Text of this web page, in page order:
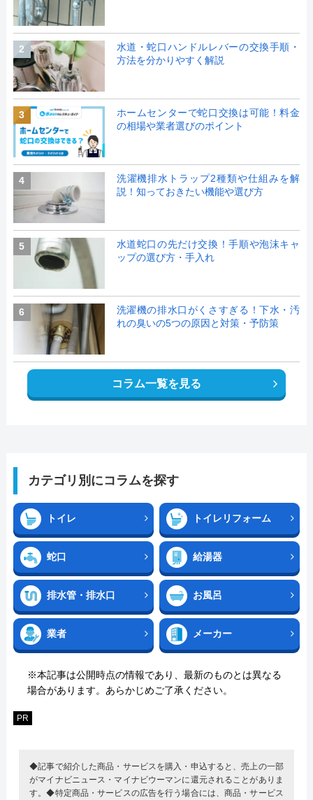
2
水道・蛇口ハンドルレバーの交換手順・
方法を分かりやすく解説
3
ホームセンターで蛇口交換は可能！料金
の相場や業者選びのポイント
4
洗濯機排水トラップ2種類や仕組みを解
説！知っておきたい機能や選び方
5
水道蛇口の先だけ交換！手順や泡沫キャ
ップの選び方・手入れ
6
洗濯機の排水口がくさすぎる！下水・汚
れの臭いの5つの原因と対策・予防策
コラム一覧を見る
カテゴリ別にコラムを探す
トイレ トイレリフォーム
蛇口 給湯器
排水管・排水口 お風呂
業者 メーカー
※本記事は公開時点の情報であり、最新のものとは異なる
場合があります。あらかじめご了承ください。
PR
◆記事で紹介した商品・サービスを購入・申込すると、売上の一部
がマイナビニュース・マイナビウーマンに還元されることがありま
す。◆特定商品・サービスの広告を行う場合には、商品・サービス